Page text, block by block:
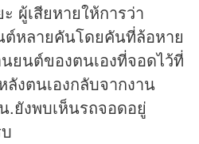
ผู้เสียหายให้การว่า
ต์หลายคันโดยคันที่ล้อหาย
ยนต์ของตนเองที่จอดไว้ที่
งตนเองกลับจากงาน
.ยังพบเห็นรถจอดอยู่